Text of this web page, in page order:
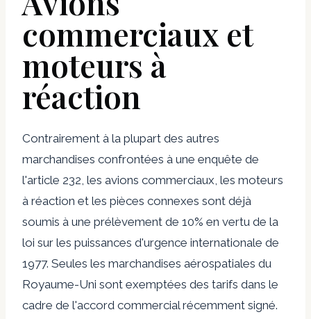
commerciaux et
moteurs à
réaction
Contrairement à la plupart des autres
marchandises confrontées à une enquête de
l'article 232, les avions commerciaux, les moteurs
à réaction et les pièces connexes sont déjà
soumis à une prélèvement de 10% en vertu de la
loi sur les puissances d'urgence internationale de
1977. Seules les marchandises aérospatiales du
Royaume-Uni sont exemptées des tarifs dans le
cadre de l'accord commercial récemment signé.